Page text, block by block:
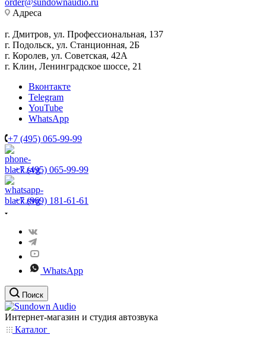
order@sundownaudio.ru
Адреса
г. Дмитров, ул. Профессиональная, 137
г. Подольск, ул. Станционная, 2Б
г. Королев, ул. Советская, 42А
г. Клин, Ленинградское шоссе, 21
Вконтакте
Telegram
YouTube
WhatsApp
+7 (495) 065-99-99
+7 (495) 065-99-99
+7 (969) 181-61-61
WhatsApp
Поиск
Интернет-магазин и студия автозвука
Каталог